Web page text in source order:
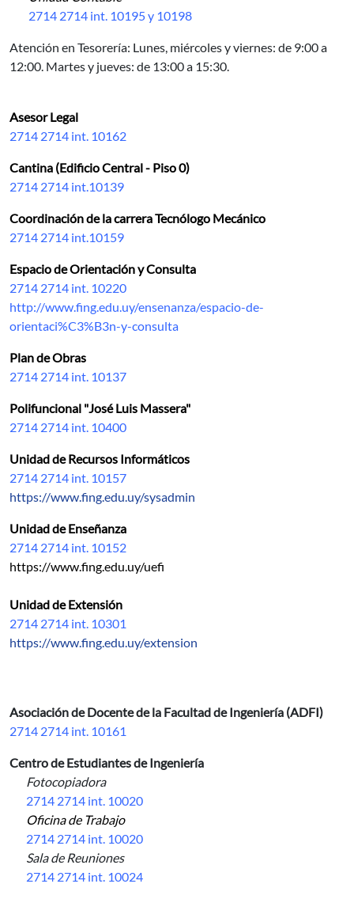
2714 2714 int. 10195 y 10198
Atención en Tesorería: Lunes, miércoles y viernes: de 9:00 a
12:00. Martes y jueves: de 13:00 a 15:30.
Asesor Legal
2714 2714 int. 10162
Cantina (Edificio Central - Piso 0)
2714 2714 int.10139
Coordinación de la carrera Tecnólogo Mecánico
2714 2714 int.10159
Espacio de Orientación y Consulta
2714 2714 int. 10220
http://www.fing.edu.uy/ensenanza/espacio-de-
orientaci%C3%B3n-y-consulta
Plan de Obras
2714 2714 int. 10137
Polifuncional "José Luis Massera"
2714 2714 int. 10400
Unidad de Recursos Informáticos
2714 2714 int. 10157
https://www.fing.edu.uy/sysadmin
Unidad de Enseñanza
2714 2714 int. 10152
https://www.fing.edu.uy/uefi
Unidad de Extensión
2714 2714 int. 10301
https://www.fing.edu.uy/extension
Asociación de Docente de la Facultad de Ingeniería (ADFI)
2714 2714 int. 10161
Centro de Estudiantes de Ingeniería
Fotocopiadora
2714 2714 int. 10020
Oficina de Trabajo
2714 2714 int. 10020
Sala de Reuniones
2714 2714 int. 10024